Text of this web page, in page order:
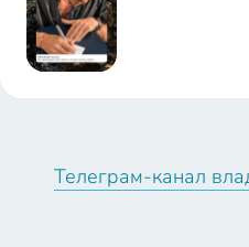
tveev_Телеграм-канал